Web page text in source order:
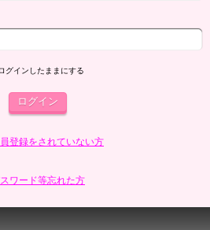
グインしたままにする
登録をされていない方
ワード等忘れた方